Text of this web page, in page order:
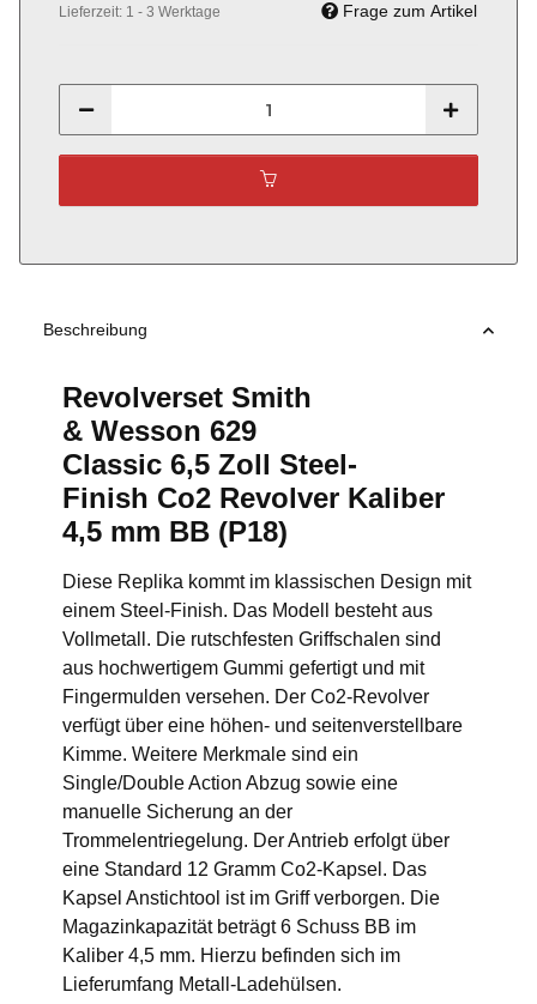
Lieferzeit: 1 - 3 Werktage Frage zum Artikel
Beschreibung
Revolverset Smith
& Wesson 629
Classic 6,5 Zoll Steel-
Finish Co2 Revolver Kaliber
4,5 mm BB (P18)
Diese Replika kommt im klassischen Design mit
einem Steel-Finish. Das Modell besteht aus
Vollmetall. Die rutschfesten Griffschalen sind
aus hochwertigem Gummi gefertigt und mit
Fingermulden versehen. Der Co2-Revolver
verfügt über eine höhen- und seitenverstellbare
Kimme. Weitere Merkmale sind ein
Single/Double Action Abzug sowie eine
manuelle Sicherung an der
Trommelentriegelung. Der Antrieb erfolgt über
eine Standard 12 Gramm Co2-Kapsel. Das
Kapsel Anstichtool ist im Griff verborgen. Die
Magazinkapazität beträgt 6 Schuss BB im
Kaliber 4,5 mm. Hierzu befinden sich im
Lieferumfang Metall-Ladehülsen.